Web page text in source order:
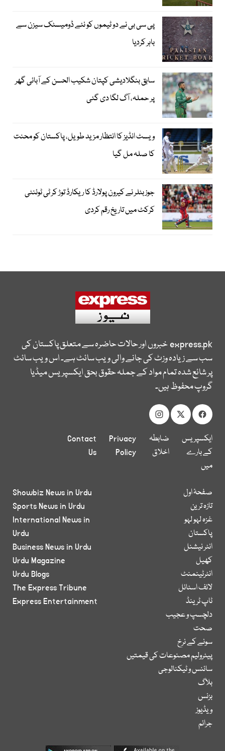
پی سی بی نے دو ٹیموں کو نئے ڈومیسٹک سیزن سے
باہر کردیا
سابق بنگلادیشی کپتان شکیب الحسن کے آبائی گھر
پر حملہ، آگ لگا دی گئی
ویسٹ انڈیز کا انتظار مزید طویل، پاکستان کو محنت
کا صلہ مل گیا
جوز بٹلر نے کیرون پولارڈ کا ریکارڈ توڑ کر ٹی ٹوئنٹی
کرکٹ میں تاریخ رقم کردی
express.pkخبروں اور حالات حاضرہ سے متعلق پاکستان کی
سب سے زیادہ وزٹ کی جانے والی ویب سائٹ ہے۔ اس ویب سائٹ
پر شائع شدہ تمام مواد کے جملہ حقوق بحق ایکسپریس میڈیا
گروپ محفوظ ہیں۔
ایکسپریس
کے بارے
میں
ضابطہ
اخلاق
Privacy
Policy
Contact
Us
صفحۂ اول
تازہ ترین
غزہ لہو لہو
پاکستان
انٹر نیشنل
کھیل
انٹرٹینمنٹ
لائف اسٹائل
ٹاپ ٹرینڈ
دلچسپ و عجیب
صحت
سونے کے نرخ
پیٹرولیم مصنوعات کی قیمتیں
سائنس و ٹیکنالوجی
بلاگ
بزنس
ویڈیوز
جرائم
Showbiz News in Urdu
Sports News in Urdu
International News in
Urdu
Business News in Urdu
Urdu Magazine
Urdu Blogs
The Express Tribune
Express Entertainment